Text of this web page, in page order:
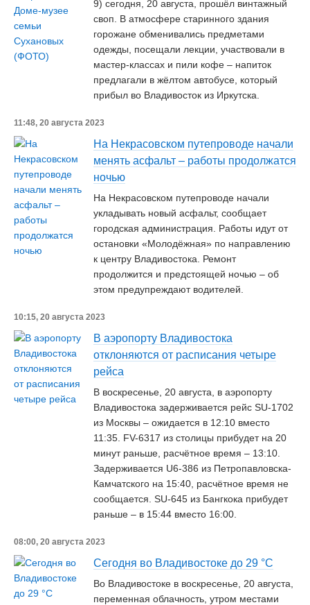
9) сегодня, 20 августа, прошёл винтажный
своп. В атмосфере старинного здания
горожане обменивались предметами
одежды, посещали лекции, участвовали в
мастер-классах и пили кофе – напиток
предлагали в жёлтом автобусе, который
прибыл во Владивосток из Иркутска.
11:48, 20 августа 2023
На Некрасовском путепроводе начали
менять асфальт – работы продолжатся
ночью
На Некрасовском путепроводе начали
укладывать новый асфальт, сообщает
городская администрация. Работы идут от
остановки «Молодёжная» по направлению
к центру Владивостока. Ремонт
продолжится и предстоящей ночью – об
этом предупреждают водителей.
10:15, 20 августа 2023
В аэропорту Владивостока
отклоняются от расписания четыре
рейса
В воскресенье, 20 августа, в аэропорту
Владивостока задерживается рейс SU-1702
из Москвы – ожидается в 12:10 вместо
11:35. FV-6317 из столицы прибудет на 20
минут раньше, расчётное время – 13:10.
Задерживается U6-386 из Петропавловска-
Камчатского на 15:40, расчётное время не
сообщается. SU-645 из Бангкока прибудет
раньше – в 15:44 вместо 16:00.
08:00, 20 августа 2023
Сегодня во Владивостоке до 29 °C
Во Владивостоке в воскресенье, 20 августа,
переменная облачность, утром местами